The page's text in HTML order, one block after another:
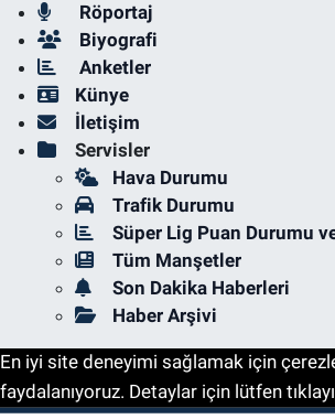
Röportaj
Biyografi
Anketler
Künye
İletişim
Servisler
Hava Durumu
Trafik Durumu
Süper Lig Puan Durumu
Tüm Manşetler
Son Dakika Haberleri
Haber Arşivi
En iyi site deneyimi sağlamak için
faydalanıyoruz. Detaylar için lütfen